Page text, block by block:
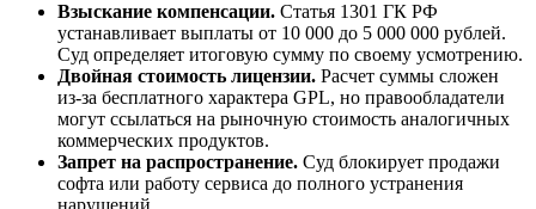
Взыскание компенсации. Статья 1301 ГК РФ
устанавливает выплаты от 10 000 до 5 000 000 рублей.
Суд определяет итоговую сумму по своему усмотрению.
Двойная стоимость лицензии. Расчет суммы сложен
из-за бесплатного характера GPL, но правообладатели
могут ссылаться на рыночную стоимость аналогичных
коммерческих продуктов.
Запрет на распространение. Суд блокирует продажи
софта или работу сервиса до полного устранения